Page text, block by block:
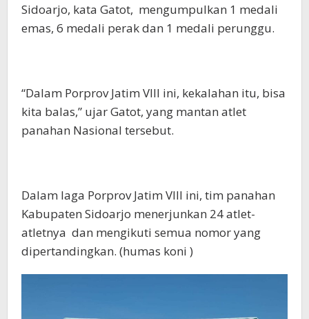
Sidoarjo, kata Gatot, mengumpulkan 1 medali
emas, 6 medali perak dan 1 medali perunggu.
“Dalam Porprov Jatim VIII ini, kekalahan itu, bisa
kita balas,” ujar Gatot, yang mantan atlet
panahan Nasional tersebut.
Dalam laga Porprov Jatim VIII ini, tim panahan
Kabupaten Sidoarjo menerjunkan 24 atlet-
atletnya dan mengikuti semua nomor yang
dipertandingkan. (humas koni )